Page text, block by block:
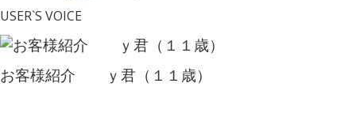
USER`S VOICE
お客様紹介 ｙ君（１１歳）